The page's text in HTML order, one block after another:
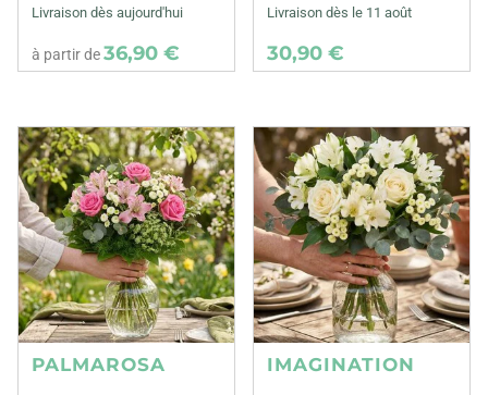
Livraison dès aujourd'hui
à partir de36,90 €
Livraison dès le 11 août
30,90 €
PALMAROSA IMAGINATION